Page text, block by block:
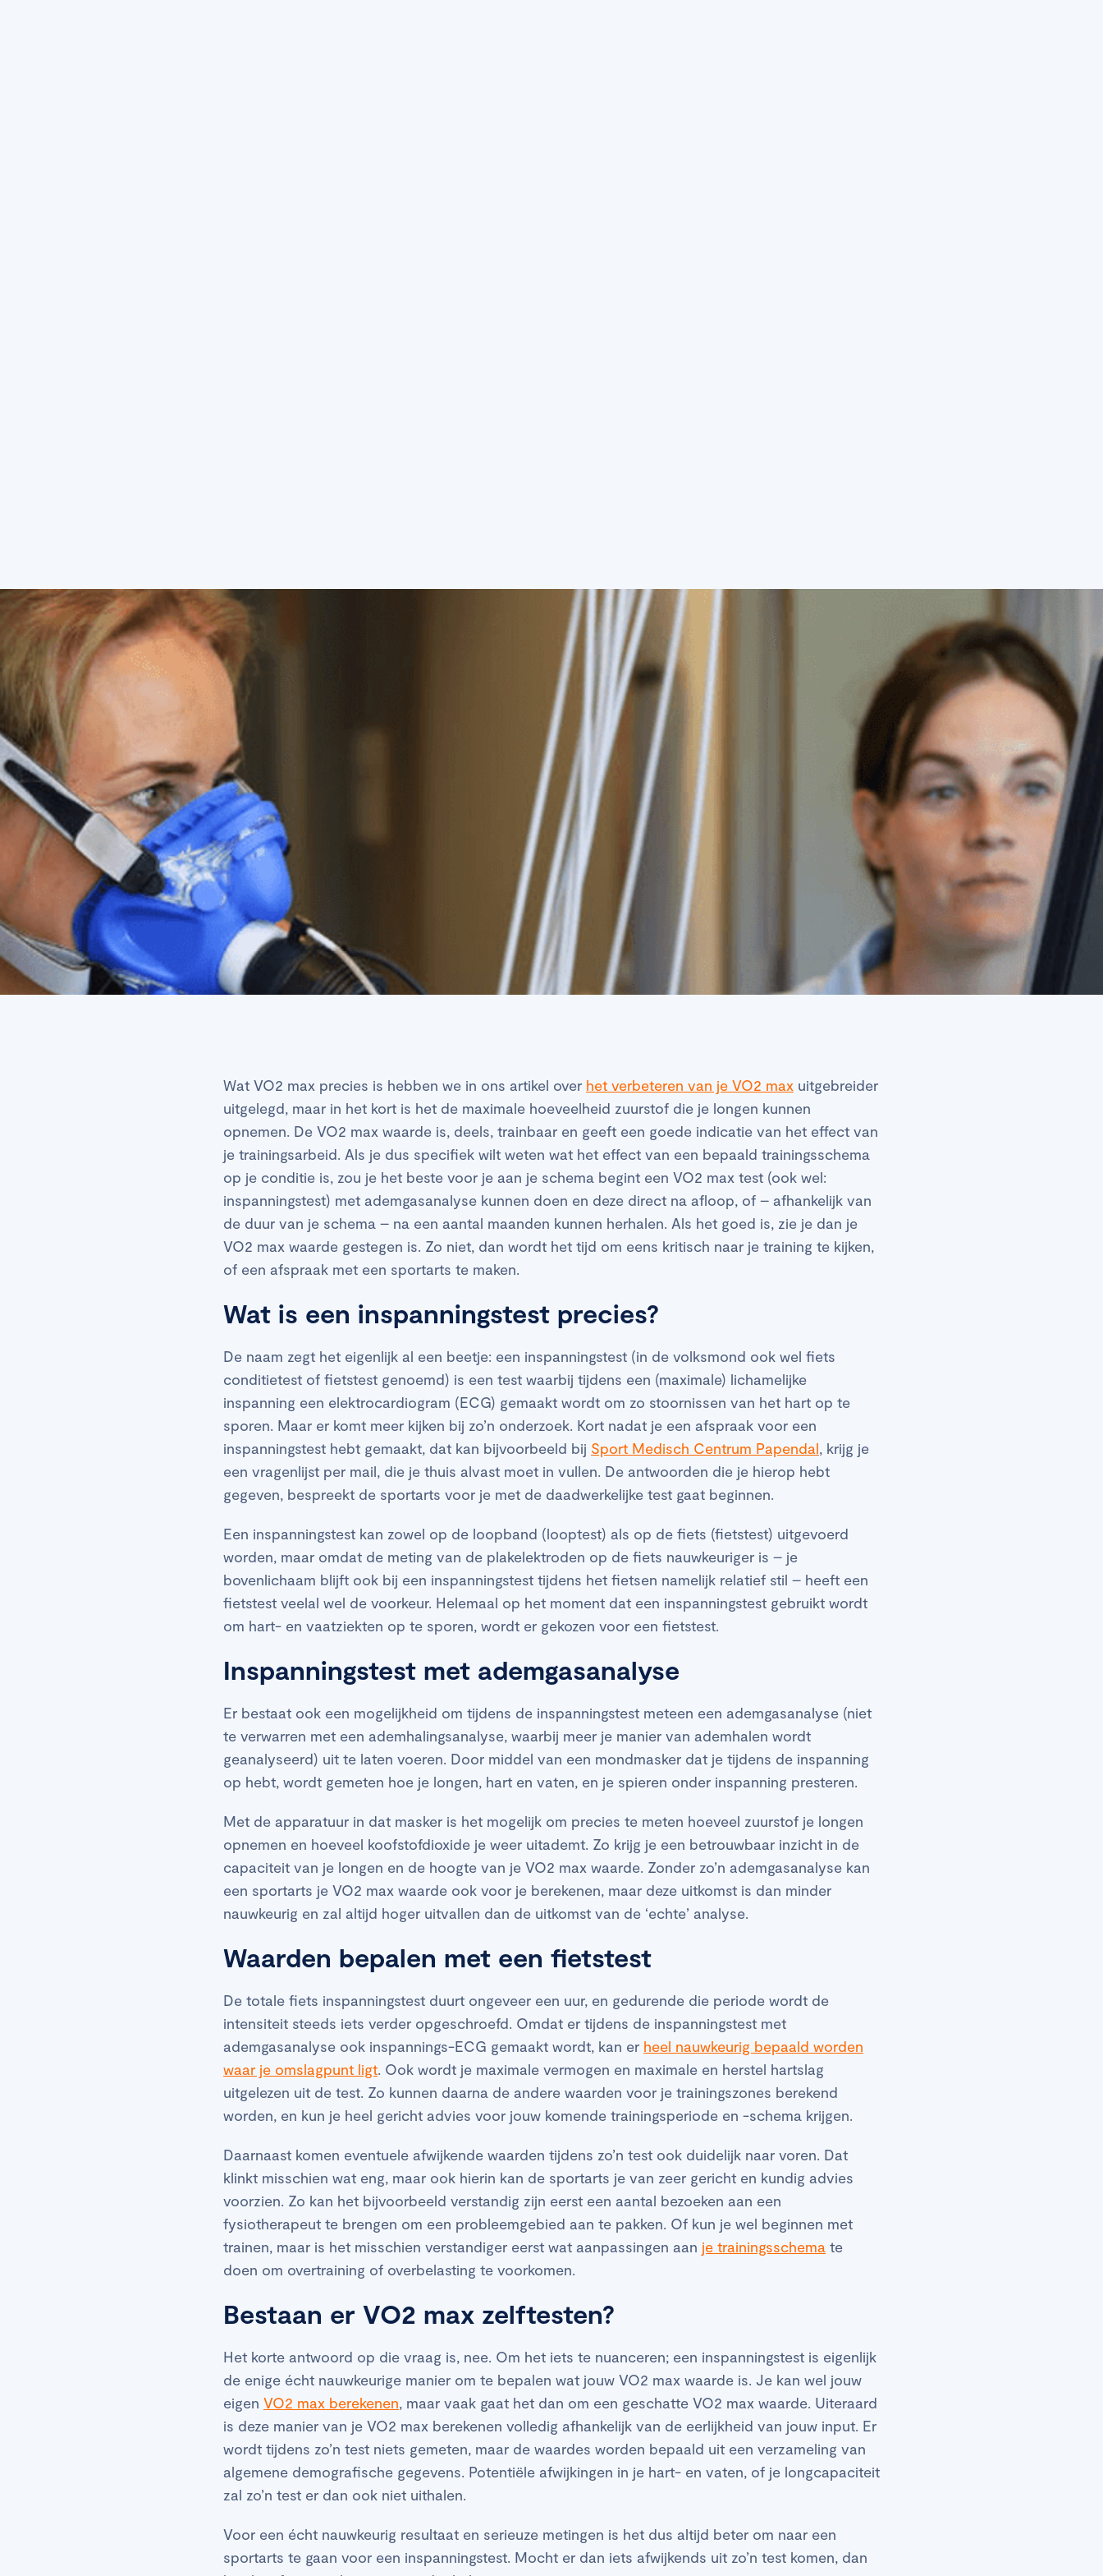
Wat VO2 max precies is hebben we in ons artikel over het verbeteren van je VO2 max uitgebreider
uitgelegd, maar in het kort is het de maximale hoeveelheid zuurstof die je longen kunnen
opnemen. De VO2 max waarde is, deels, trainbaar en geeft een goede indicatie van het effect van
je trainingsarbeid. Als je dus specifiek wilt weten wat het effect van een bepaald trainingsschema
op je conditie is, zou je het beste voor je aan je schema begint een VO2 max test (ook wel:
inspanningstest) met ademgasanalyse kunnen doen en deze direct na afloop, of – afhankelijk van
de duur van je schema – na een aantal maanden kunnen herhalen. Als het goed is, zie je dan je
VO2 max waarde gestegen is. Zo niet, dan wordt het tijd om eens kritisch naar je training te kijken,
of een afspraak met een sportarts te maken.
Wat is een inspanningstest precies?
De naam zegt het eigenlijk al een beetje: een inspanningstest (in de volksmond ook wel fiets
conditietest of fietstest genoemd) is een test waarbij tijdens een (maximale) lichamelijke
inspanning een elektrocardiogram (ECG) gemaakt wordt om zo stoornissen van het hart op te
sporen. Maar er komt meer kijken bij zo’n onderzoek. Kort nadat je een afspraak voor een
inspanningstest hebt gemaakt, dat kan bijvoorbeeld bij Sport Medisch Centrum Papendal, krijg je
een vragenlijst per mail, die je thuis alvast moet in vullen. De antwoorden die je hierop hebt
gegeven, bespreekt de sportarts voor je met de daadwerkelijke test gaat beginnen.
Een inspanningstest kan zowel op de loopband (looptest) als op de fiets (fietstest) uitgevoerd
worden, maar omdat de meting van de plakelektroden op de fiets nauwkeuriger is – je
bovenlichaam blijft ook bij een inspanningstest tijdens het fietsen namelijk relatief stil – heeft een
fietstest veelal wel de voorkeur. Helemaal op het moment dat een inspanningstest gebruikt wordt
om hart- en vaatziekten op te sporen, wordt er gekozen voor een fietstest.
Inspanningstest met ademgasanalyse
Er bestaat ook een mogelijkheid om tijdens de inspanningstest meteen een ademgasanalyse (niet
te verwarren met een ademhalingsanalyse, waarbij meer je manier van ademhalen wordt
geanalyseerd) uit te laten voeren. Door middel van een mondmasker dat je tijdens de inspanning
op hebt, wordt gemeten hoe je longen, hart en vaten, en je spieren onder inspanning presteren.
Met de apparatuur in dat masker is het mogelijk om precies te meten hoeveel zuurstof je longen
opnemen en hoeveel koofstofdioxide je weer uitademt. Zo krijg je een betrouwbaar inzicht in de
capaciteit van je longen en de hoogte van je VO2 max waarde. Zonder zo’n ademgasanalyse kan
een sportarts je VO2 max waarde ook voor je berekenen, maar deze uitkomst is dan minder
nauwkeurig en zal altijd hoger uitvallen dan de uitkomst van de ‘echte’ analyse.
Waarden bepalen met een fietstest
De totale fiets inspanningstest duurt ongeveer een uur, en gedurende die periode wordt de
intensiteit steeds iets verder opgeschroefd. Omdat er tijdens de inspanningstest met
ademgasanalyse ook inspannings-ECG gemaakt wordt, kan er heel nauwkeurig bepaald worden
waar je omslagpunt ligt. Ook wordt je maximale vermogen en maximale en herstel hartslag
uitgelezen uit de test. Zo kunnen daarna de andere waarden voor je trainingszones berekend
worden, en kun je heel gericht advies voor jouw komende trainingsperiode en -schema krijgen.
Daarnaast komen eventuele afwijkende waarden tijdens zo’n test ook duidelijk naar voren. Dat
klinkt misschien wat eng, maar ook hierin kan de sportarts je van zeer gericht en kundig advies
voorzien. Zo kan het bijvoorbeeld verstandig zijn eerst een aantal bezoeken aan een
fysiotherapeut te brengen om een probleemgebied aan te pakken. Of kun je wel beginnen met
trainen, maar is het misschien verstandiger eerst wat aanpassingen aan je trainingsschema te
doen om overtraining of overbelasting te voorkomen.
Bestaan er VO2 max zelftesten?
Het korte antwoord op die vraag is, nee. Om het iets te nuanceren; een inspanningstest is eigenlijk
de enige écht nauwkeurige manier om te bepalen wat jouw VO2 max waarde is. Je kan wel jouw
eigen VO2 max berekenen, maar vaak gaat het dan om een geschatte VO2 max waarde. Uiteraard
is deze manier van je VO2 max berekenen volledig afhankelijk van de eerlijkheid van jouw input. Er
wordt tijdens zo’n test niets gemeten, maar de waardes worden bepaald uit een verzameling van
algemene demografische gegevens. Potentiële afwijkingen in je hart- en vaten, of je longcapaciteit
zal zo’n test er dan ook niet uithalen.
Voor een écht nauwkeurig resultaat en serieuze metingen is het dus altijd beter om naar een
sportarts te gaan voor een inspanningstest. Mocht er dan iets afwijkends uit zo’n test komen, dan